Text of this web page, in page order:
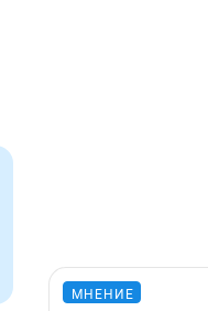
МНЕНИЕ